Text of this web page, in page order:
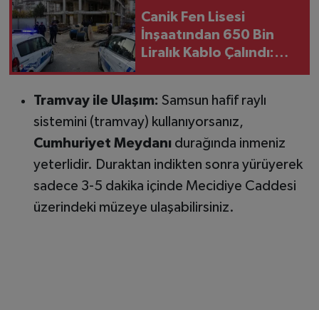
Canik Fen Lisesi
İnşaatından 650 Bin
Liralık Kablo Çalındı:
Tramvay ile Ulaşım: Samsun hafif raylı
sistemini (tramvay) kullanıyorsanız,
Cumhuriyet Meydanıdurağında inmeniz
yeterlidir. Duraktan indikten sonra yürüyerek
sadece 3-5 dakika içinde Mecidiye Caddesi
üzerindeki müzeye ulaşabilirsiniz.